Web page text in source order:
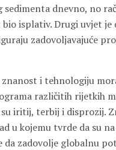
dnevno, no
isplativ. Drugi uvjet
zadovoljavajuće
i tehnologiju
različitih rijetkih
iritij, terbij i disprozij.
u kojemu tvrde da su
da zadovolje globalnu